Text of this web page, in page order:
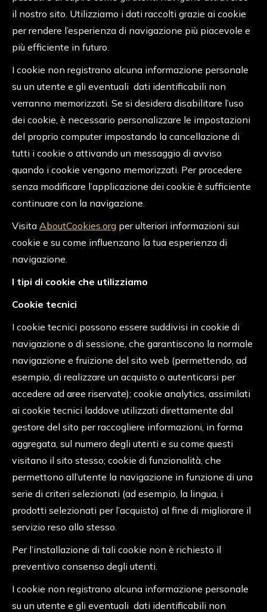
il nostro sito. Utilizziamo i dati raccolti grazie ai cookie
per rendere l’esperienza di navigazione più piacevole e
più efficiente in futuro.
I cookie non registrano alcuna informazione personale
su un utente e gli eventuali dati identificabili non
verranno memorizzati. Se si desidera disabilitare l’uso
dei cookie, è necessario personalizzare le impostazioni
del proprio computer impostando la cancellazione di
tutti i cookie o attivando un messaggio di avviso
quando i cookie vengono memorizzati. Per procedere
senza modificare l’applicazione dei cookie è sufficiente
continuare con la navigazione.
Visita AboutCookies.org per ulteriori informazioni sui
cookie e su come influenzano la tua esperienza di
navigazione.
I tipi di cookie che utilizziamo
Cookie tecnici
I cookie tecnici possono essere suddivisi in cookie di
navigazione o di sessione, che garantiscono la normale
navigazione e fruizione del sito web (permettendo, ad
esempio, di realizzare un acquisto o autenticarsi per
accedere ad aree riservate); cookie analytics, assimilati
ai cookie tecnici laddove utilizzati direttamente dal
gestore del sito per raccogliere informazioni, in forma
aggregata, sul numero degli utenti e su come questi
visitano il sito stesso; cookie di funzionalità, che
permettono all’utente la navigazione in funzione di una
serie di criteri selezionati (ad esempio, la lingua, i
prodotti selezionati per l’acquisto) al fine di migliorare il
servizio reso allo stesso.
Per l’installazione di tali cookie non è richiesto il
preventivo consenso degli utenti.
I cookie non registrano alcuna informazione personale
su un utente e gli eventuali dati identificabili non